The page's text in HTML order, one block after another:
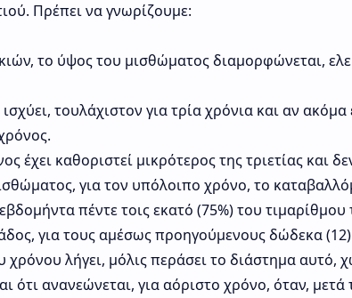
Πρέπει να γνωρίζουμε:
το ύψος του μισθώματος διαμορφώνεται,
τουλάχιστον για τρία χρόνια και αν
έχει καθοριστεί μικρότερος της τριετίας και
για τον υπόλοιπο χρόνο, το
πέντε τοις εκατό (75%) του
για τους αμέσως προηγούμενους δώδεκα
λήγει, μόλις περάσει το διάστημα αυτό,
ότι ανανεώνεται, για αόριστο χρόνο, όταν,